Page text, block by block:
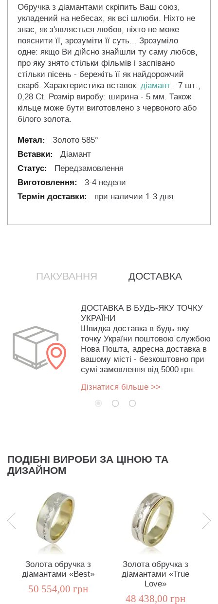
Обручка з діамантами скріпить Ваш союз,
укладений на небесах, як всі шлюби. Ніхто не
знає, як з'являється любов, ніхто не може
пояснити її, зрозуміти її суть... Зрозуміло
одне: якщо Ви дійсно знайшли ту саму любов,
про яку знято стільки фільмів і заспівано
стільки пісень - бережіть її як найдорожчий
скарб. Характеристика вставок: діамант - 7 шт.,
0,28 Ct. Розмір виробу: ширина - 5 мм. Також
кільце може бути виготовлено з червоного або
білого золота.
Золото 585°
Діамант
Передзамовлення
3-4 недели
при наличии 1-3 дня
ПАКУВАННЯ ДОСТАВКА
ДОСТАВКА В БУДЬ-ЯКУ ТОЧКУ
УКРАЇНИ
Швидка доставка в будь-яку
точку України поштовою службою
Нова Пошта, адресна доставка в
вашому місті - безкоштовно при
сумі замовлення від 5000 грн.
Дізнатися більше >>
ПОДІБНІ ВИРОБИ ЗА ЦІНОЮ ТА
ДИЗАЙНОМ
Золота обручка з
діамантами «Best»
50 554,00 грн
Золота обручка з
діамантами «True
Love»
48 438,00 грн